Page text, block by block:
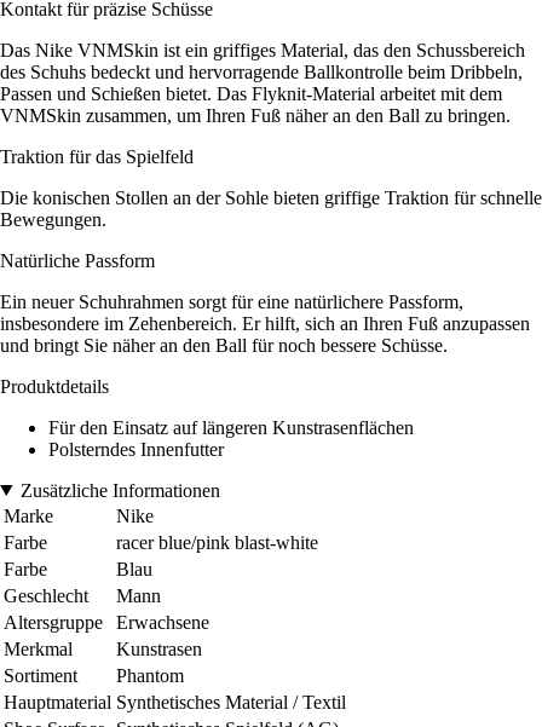
Kontakt für präzise Schüsse
Das Nike VNMSkin ist ein griffiges Material, das den Schussbereich
des Schuhs bedeckt und hervorragende Ballkontrolle beim Dribbeln,
Passen und Schießen bietet. Das Flyknit-Material arbeitet mit dem
VNMSkin zusammen, um Ihren Fuß näher an den Ball zu bringen.
Traktion für das Spielfeld
Die konischen Stollen an der Sohle bieten griffige Traktion für schnelle
Bewegungen.
Natürliche Passform
Ein neuer Schuhrahmen sorgt für eine natürlichere Passform,
insbesondere im Zehenbereich. Er hilft, sich an Ihren Fuß anzupassen
und bringt Sie näher an den Ball für noch bessere Schüsse.
Produktdetails
Für den Einsatz auf längeren Kunstrasenflächen
Polsterndes Innenfutter
Zusätzliche Informationen
Marke
Nike
Farbe
racer blue/pink blast-white
Farbe
Blau
Geschlecht
Mann
Altersgruppe
Erwachsene
Merkmal
Kunstrasen
Sortiment
Phantom
Hauptmaterial Synthetisches Material / Textil